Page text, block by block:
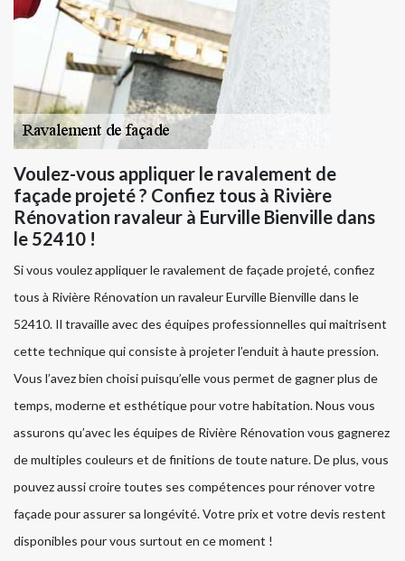
Voulez-vous appliquer le ravalement de
façade projeté ? Confiez tous à Rivière
Rénovation ravaleur à Eurville Bienville dans
le 52410 !
Si vous voulez appliquer le ravalement de façade projeté, confiez
tous à Rivière Rénovation un ravaleur Eurville Bienville dans le
52410. Il travaille avec des équipes professionnelles qui maitrisent
cette technique qui consiste à projeter l’enduit à haute pression.
Vous l’avez bien choisi puisqu’elle vous permet de gagner plus de
temps, moderne et esthétique pour votre habitation. Nous vous
assurons qu’avec les équipes de Rivière Rénovation vous gagnerez
de multiples couleurs et de finitions de toute nature. De plus, vous
pouvez aussi croire toutes ses compétences pour rénover votre
façade pour assurer sa longévité. Votre prix et votre devis restent
disponibles pour vous surtout en ce moment !